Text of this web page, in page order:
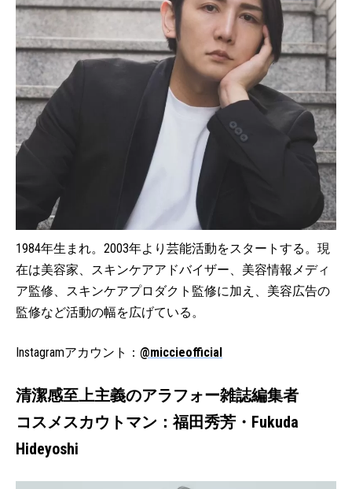
1984年生まれ。2003年より芸能活動をスタートする。現
在は美容家、スキンケアアドバイザー、美容情報メディ
ア監修、スキンケアプロダクト監修に加え、美容広告の
監修など活動の幅を広げている。
Instagramアカウント： @miccieofficial
清潔感至上主義のアラフォー雑誌編集者
コスメスカウトマン：福田秀芳・Fukuda
Hideyoshi